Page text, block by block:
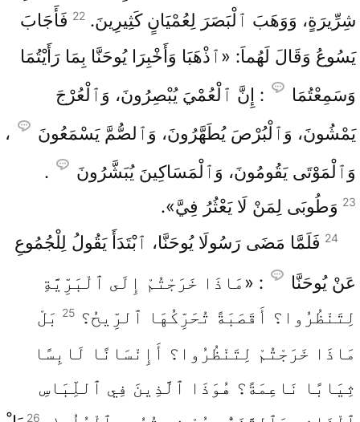
شِرِّيرَةٍ، وَوَهَبَ ٱلْبَصَرَ لِعُمْيَانٍ كَثِيرِينَ. 22 فَأَجَابَ
يَسُوعُ وَقَالَ لَهُماَ: «ٱذْهَبَا وَأَخْبِرَا يُوحَنَّا بِمَا رَأَيْتُمَا
وَسَمِعْتُمَا
: إِنَّ ٱلْعُمْيَ يُبْصِرُونَ، وَٱلْعُرْجَ
يَمْشُونَ، وَٱلْبُرْصَ يُطَهَّرُونَ، وَٱلصُّمَّ يَسْمَعُونَ
،
وَٱلْمَوْتَى يَقُومُونَ، وَٱلْمَسَاكِينَ يُبَشَّرُونَ
.
23 وَطُوبَى لِمَنْ لَا يَعْثُرُ فِيَّ».
24 فَلَمَّا مَضَى رَسُولَا يُوحَنَّا، ٱبْتَدَأَ يَقُولُ لِلْجُمُوعِ
عَنْ يُوحَنَّا
: «مَاذَا خَرَجْتُمْ إِلَى ٱلْبَرِّيَّةِ
لِتَنْظُرُوا؟ أَقَصَبَةً تُحَرِّكُهَا ٱلرِّيحُ؟ 25 بَلْ
مَاذَا خَرَجْتُمْ لِتَنْظُرُوا؟ أَإِنْسَانًا لَابِسًا
ثِيَابًا نَاعِمَةً؟ هُوَذَا ٱلَّذِينَ فِي ٱللِّبَاسِ
26